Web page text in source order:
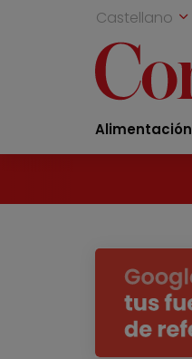
Castellano
Alimentación